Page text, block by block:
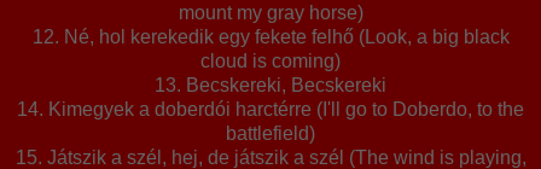
mount my gray horse)
12. Né, hol kerekedik egy fekete felhő (Look, a big black
cloud is coming)
13. Becskereki, Becskereki
14. Kimegyek a doberdói harctérre (I'll go to Doberdo, to the
battlefield)
15. Játszik a szél, hej, de játszik a szél (The wind is playing,